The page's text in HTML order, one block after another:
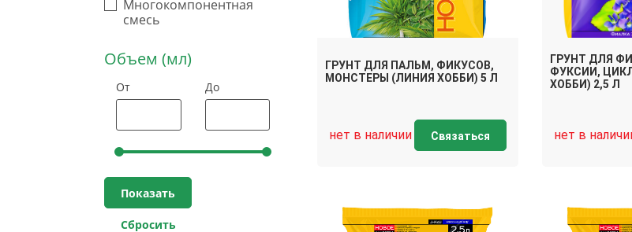
Многокомпонентная
смесь
Объем (мл)
От До
ГРУНТ ДЛЯ ПАЛЬМ, ФИКУСОВ,
МОНСТЕРЫ (ЛИНИЯ ХОББИ) 5 Л
нет в наличии Связаться
ГРУНТ ДЛЯ
ФУКСИИ,
ХОББИ) 2,5 Л
нет в